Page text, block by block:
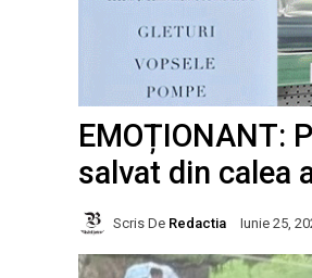
EMOȚIONANT:
salvat din calea
Scris De Redactia Iunie 25,